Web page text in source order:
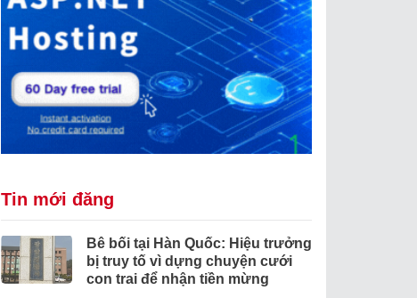
Tin mới đăng
Bê bối tại Hàn Quốc: Hiệu trưởng
bị truy tố vì dựng chuyện cưới
con trai để nhận tiền mừng